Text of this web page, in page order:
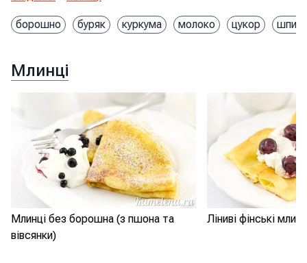
борошно буряк куркума молоко цукор
Млинці
Млинці без борошна (з пшона та
вівсянки)
Ліниві фінські